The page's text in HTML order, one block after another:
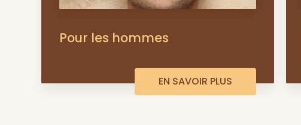
Pour les hommes
EN SAVOIR PLUS